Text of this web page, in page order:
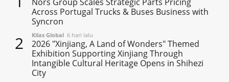
Across Portugal Trucks & Buses Business with
Syncron
2 Kilas Global 6 hari lalu
2026 "Xinjiang, A Land of Wonders" Themed
Exhibition Supporting Xinjiang Through
Intangible Cultural Heritage Opens in Shihezi
City